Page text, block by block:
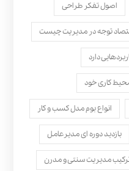
اصول تفکر طراحی
توجه در مدیریت چیست
دارد
انواع بوم مدل کسب‌ و کار
بازدید دوره ای مدیرعامل
مدیریت سنتی و مدرن